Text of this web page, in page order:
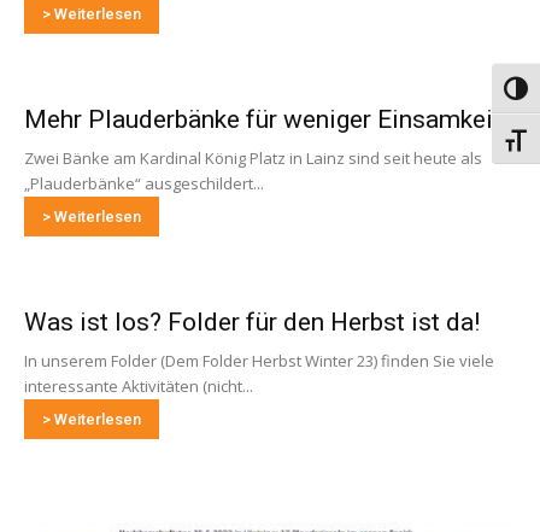
> Weiterlesen
Mehr Plauderbänke für weniger Einsamkeit
Zwei Bänke am Kardinal König Platz in Lainz sind seit heute als
„Plauderbänke“ ausgeschildert...
> Weiterlesen
Was ist los? Folder für den Herbst ist da!
In unserem Folder (Dem Folder Herbst Winter 23) finden Sie viele
interessante Aktivitäten (nicht...
> Weiterlesen